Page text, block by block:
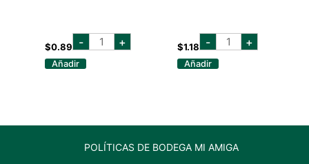
$0.89 - balboa
lata +
Añadir
$1.18 - budweiser
botella
355ml
cantidad
+
Añadir
POLÍTICAS DE BODEGA MI AMIGA